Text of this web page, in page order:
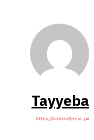
Tayyeba
https://voiceofpress.pk